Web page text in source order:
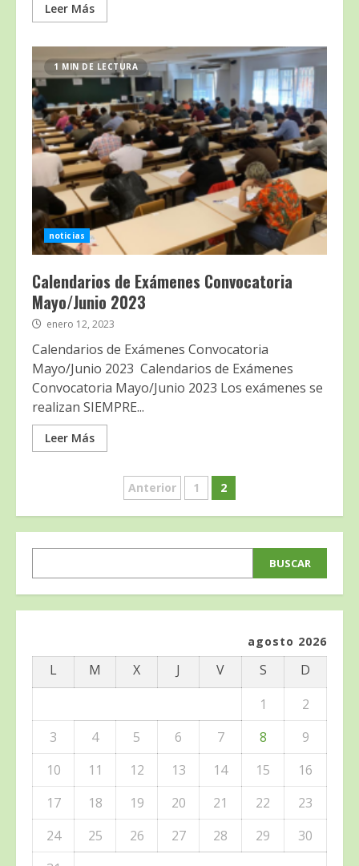
Leer Más
1 MIN DE LECTURA
noticias
Calendarios de Exámenes Convocatoria
Mayo/Junio 2023
enero 12, 2023
Calendarios de Exámenes Convocatoria
Mayo/Junio 2023 Calendarios de Exámenes
Convocatoria Mayo/Junio 2023 Los exámenes se
realizan SIEMPRE...
Leer Más
Navegación
de
entradas
Anterior 1 2
BUSCAR BUSCAR
agosto 2026
L M X J V S
D
1
2
3
4 5 6 7 8
9
10
11 12 13 14 15
16
17
18 19 20 21 22
23
24
25 26 27 28 29
30